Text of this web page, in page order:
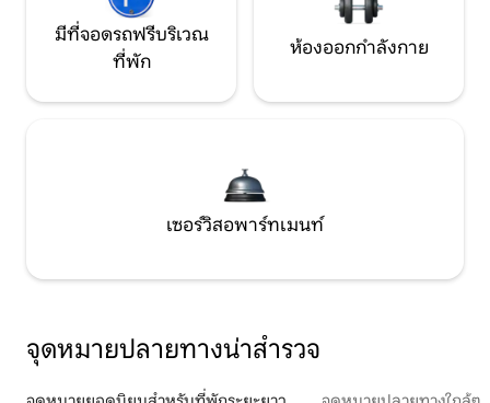
มีที่จอดรถฟรีบริเวณ
ที่พัก
ห้องออกกำลังกาย
เซอร์วิสอพาร์ทเมนท์
จุดหมายปลายทางน่าสำรวจ